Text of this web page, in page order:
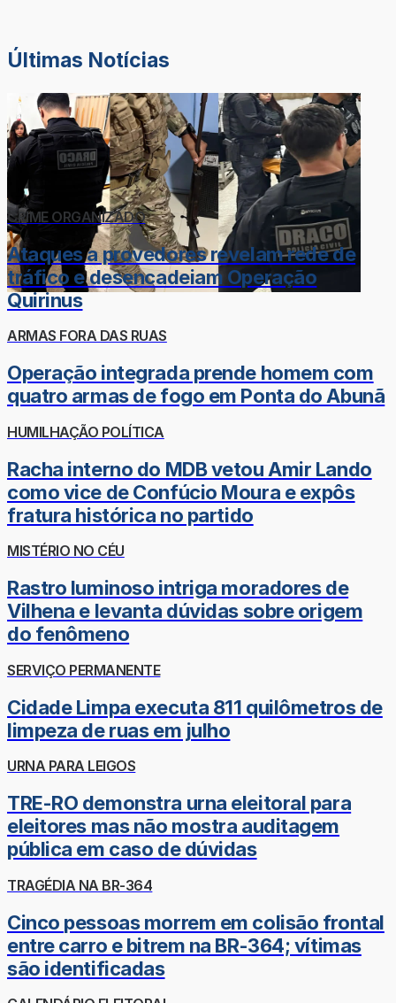
Últimas Notícias
CRIME ORGANIZADO
Ataques a provedores revelam rede de
tráfico e desencadeiam Operação
Quirinus
ARMAS FORA DAS RUAS
Operação integrada prende homem com
quatro armas de fogo em Ponta do Abunã
HUMILHAÇÃO POLÍTICA
Racha interno do MDB vetou Amir Lando
como vice de Confúcio Moura e expôs
fratura histórica no partido
MISTÉRIO NO CÉU
Rastro luminoso intriga moradores de
Vilhena e levanta dúvidas sobre origem
do fenômeno
SERVIÇO PERMANENTE
Cidade Limpa executa 811 quilômetros de
limpeza de ruas em julho
URNA PARA LEIGOS
TRE-RO demonstra urna eleitoral para
eleitores mas não mostra auditagem
pública em caso de dúvidas
TRAGÉDIA NA BR-364
Cinco pessoas morrem em colisão frontal
entre carro e bitrem na BR-364; vítimas
são identificadas